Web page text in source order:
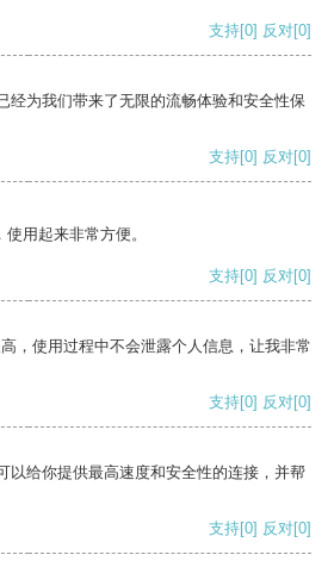
支持[0] 反对[0]
经为我们带来了无限的流畅体验和安全性保
支持[0] 反对[0]
用起来非常方便。
支持[0] 反对[0]
，使用过程中不会泄露个人信息，让我非常
支持[0] 反对[0]
以给你提供最高速度和安全性的连接，并帮
支持[0] 反对[0]